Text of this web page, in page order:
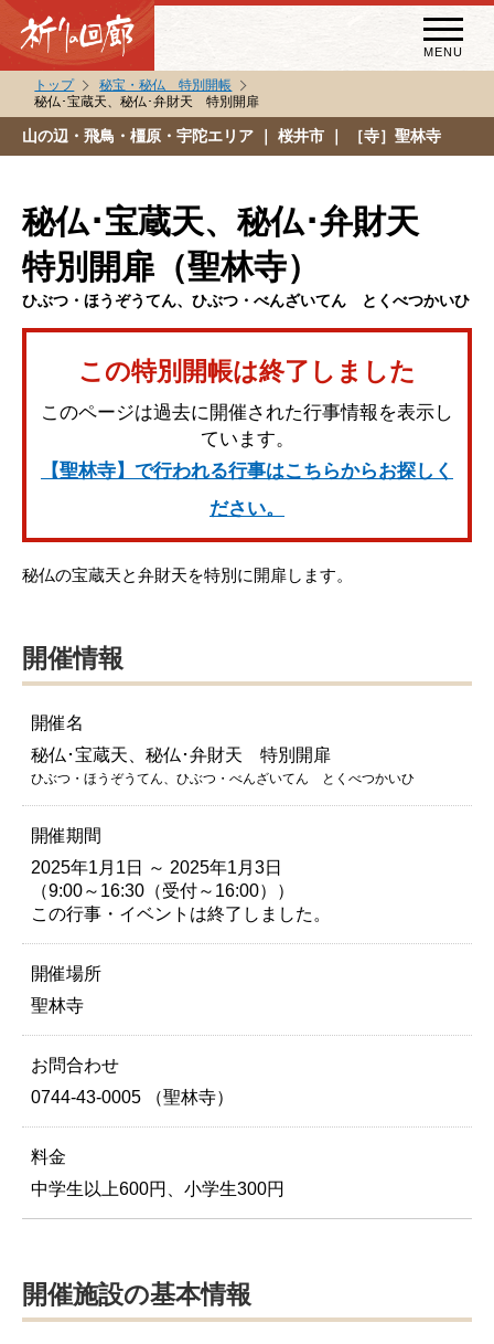
MENU
秘宝・秘仏特別開帳
祈りの回廊コラム
トップ
秘宝・秘仏 特別開帳
秘仏･宝蔵天、秘仏･弁財天 特別開扉
山の辺・飛鳥・橿原・宇陀エリア ｜ 桜井市 ｜ ［寺］聖林寺
秘仏･宝蔵天、秘仏･弁財天
特別開扉（聖林寺）
ひぶつ・ほうぞうてん、ひぶつ・べんざいてん とくべつかいひ
この特別開帳は終了しました
このページは過去に開催された行事情報を表示し
ています。
【聖林寺】で行われる行事はこちらからお探しく
ださい。
秘仏の宝蔵天と弁財天を特別に開扉します。
開催情報
開催名
秘仏･宝蔵天、秘仏･弁財天 特別開扉
ひぶつ・ほうぞうてん、ひぶつ・べんざいてん とくべつかいひ
開催期間
2025年1月1日 ～ 2025年1月3日
（9:00～16:30（受付～16:00））
この行事・イベントは終了しました。
開催場所
聖林寺
お問合わせ
0744-43-0005 （聖林寺）
料金
中学生以上600円、小学生300円
開催施設の基本情報